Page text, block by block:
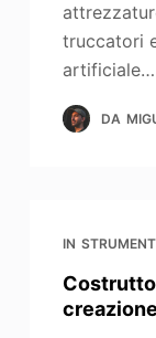
truccatori
artificiale…
DA
IN